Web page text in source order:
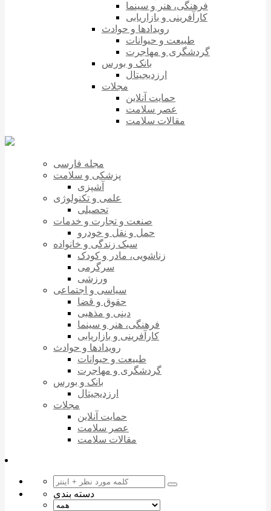
فرهنگی، هنر و سینما
کارآفرینی و بازاریابی
رویدادها و حوادث
طبیعت و حیوانات
گردشگری و مهاجرت
بانک و بورس
ارزدیجیتال
مجلات
حمایت آنلاین
عصر سلامت
مقالات سلامت
مجله فارسی
پزشکی و سلامت
آشپزی
علمی و تکنولوژی
تحصیلی
صنعت و تجارت و خدمات
حمل و نقل و خودرو
سبک زندگی و خانواده
زناشویی، مادر و کودک
سرگرمی
ورزشی
سیاسی و اجتماعی
حقوق و قضا
دینی و مذهبی
فرهنگی، هنر و سینما
کارآفرینی و بازاریابی
رویدادها و حوادث
طبیعت و حیوانات
گردشگری و مهاجرت
بانک و بورس
ارزدیجیتال
مجلات
حمایت آنلاین
عصر سلامت
مقالات سلامت
دسته بندی